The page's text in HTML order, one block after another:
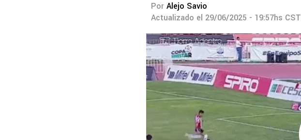
Por Alejo Savio
Actualizado el 29/06/2025 - 19:57hs CST